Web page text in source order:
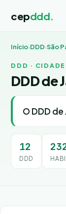
cepddd.
Início›DDD›São
DDD · CIDADE
DDD de
O DDD de
12
DDD